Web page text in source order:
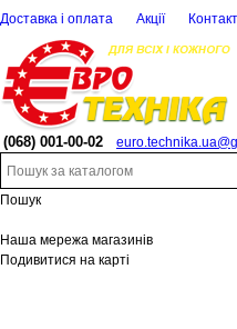
Доставка і оплата Акції
(068) 001-00-02
Пошук
Наша мережа магазинів
Подивитися на карті